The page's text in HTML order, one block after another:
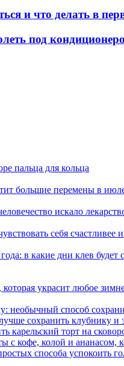
и что делать в
под
пальца для кольца
большие перемены в
искало
себя счастливее
в какие дни клев
которая украсит любое
необычный способ
сохранить клубнику и
карельский торт на
с кофе, колой и ананасом,
способа успокоить